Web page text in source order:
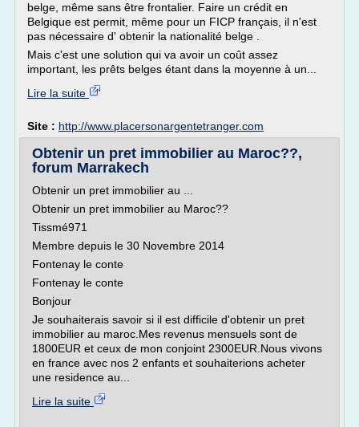
belge, même sans être frontalier. Faire un crédit en
Belgique est permit, même pour un FICP français, il n'est
pas nécessaire d' obtenir la nationalité belge .
Mais c'est une solution qui va avoir un coût assez
important, les prêts belges étant dans la moyenne à un...
Lire la suite
Site : http://www.placersonargentetranger.com
Obtenir un pret immobilier au Maroc??,
forum Marrakech
Obtenir un pret immobilier au ...
Obtenir un pret immobilier au Maroc??
Tissmé971
Membre depuis le 30 Novembre 2014
Fontenay le conte
Fontenay le conte
Bonjour
Je souhaiterais savoir si il est difficile d'obtenir un pret
immobilier au maroc.Mes revenus mensuels sont de
1800EUR et ceux de mon conjoint 2300EUR.Nous vivons
en france avec nos 2 enfants et souhaiterions acheter
une residence au...
Lire la suite